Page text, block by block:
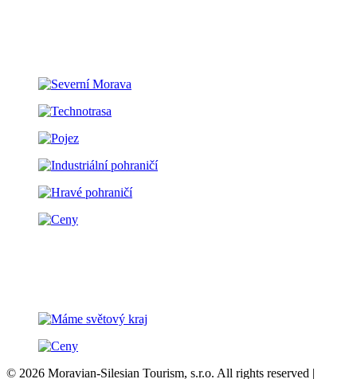
© 2026 Moravian-Silesian Tourism, s.r.o. All rights reserved |